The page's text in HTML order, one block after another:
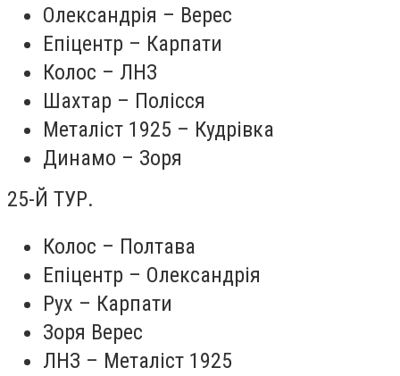
Олександрія – Верес
Епіцентр – Карпати
Колос – ЛНЗ
Шахтар – Полісся
Металіст 1925 – Кудрівка
Динамо – Зоря
25-Й ТУР.
Колос – Полтава
Епіцентр – Олександрія
Рух – Карпати
Зоря Верес
ЛНЗ – Металіст 1925